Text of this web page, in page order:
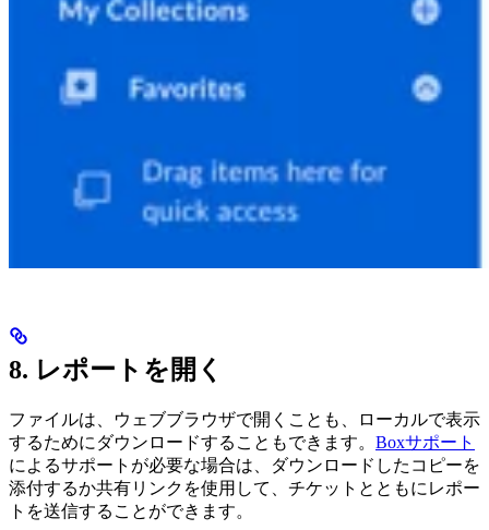
8. レポートを開く
ファイルは、ウェブブラウザで開くことも、ローカルで表示
するためにダウンロードすることもできます。 Boxサポート
によるサポートが必要な場合は、ダウンロードしたコピーを
添付するか共有リンクを使用して、チケットとともにレポー
トを送信することができます。